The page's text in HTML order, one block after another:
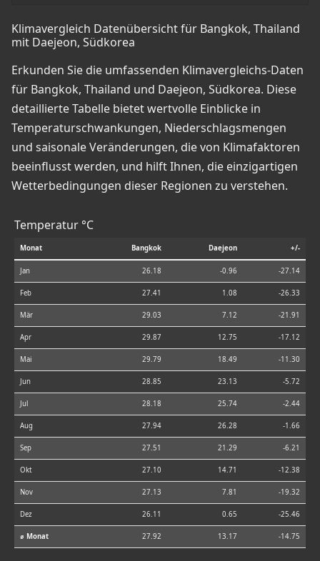
Klimavergleich Datenübersicht für Bangkok, Thailand
mit Daejeon, Südkorea
Erkunden Sie die umfassenden Klimavergleichs-Daten
für Bangkok, Thailand und Daejeon, Südkorea. Diese
detaillierte Tabelle bietet wertvolle Einblicke in
Temperaturschwankungen, Niederschlagsmengen
und saisonale Veränderungen, die von Klimafaktoren
beeinflusst werden, und hilft Ihnen, die einzigartigen
Wetterbedingungen dieser Regionen zu verstehen.
Temperatur °C
Monat Bangkok Daejeon +/-
Jan 26.18 -0.96 -27.14
Feb 27.41 1.08 -26.33
Mär 29.03 7.12 -21.91
Apr 29.87 12.75 -17.12
Mai 29.79 18.49 -11.30
Jun 28.85 23.13 -5.72
Jul 28.18 25.74 -2.44
Aug 27.94 26.28 -1.66
Sep 27.51 21.29 -6.21
Okt 27.10 14.71 -12.38
Nov 27.13 7.81 -19.32
Dez 26.11 0.65 -25.46
⌀ Monat 27.92 13.17 -14.75